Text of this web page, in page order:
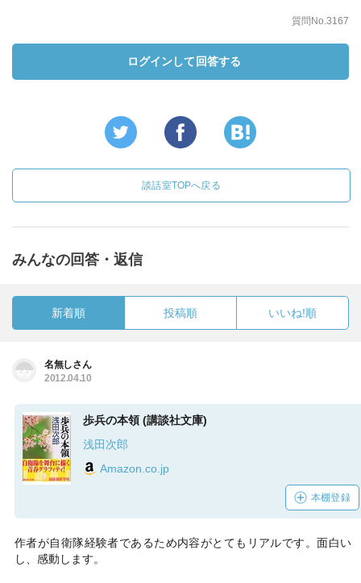
質問No.3167
ログインして回答する
談話室TOPへ戻る
みんなの回答・返信
新着順 投稿順 いいね!順
名無しさん
2012.04.10
歩兵の本領 (講談社文庫)
浅田次郎
Amazon.co.jp
本棚登録
作者が自衛隊経験者であるため内容がとてもリアルです。面白い
し、感動します。